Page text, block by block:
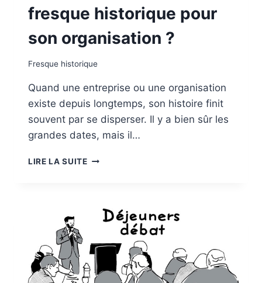
fresque historique pour
son organisation ?
Fresque historique
Quand une entreprise ou une organisation
existe depuis longtemps, son histoire finit
souvent par se disperser. Il y a bien sûr les
grandes dates, mais il…
LIRE LA SUITEPOURQUOI
HISTORIQUE
POUR
ORGANISATION
?